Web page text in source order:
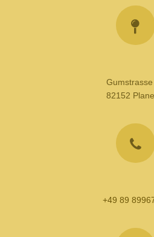
82152
+49 89